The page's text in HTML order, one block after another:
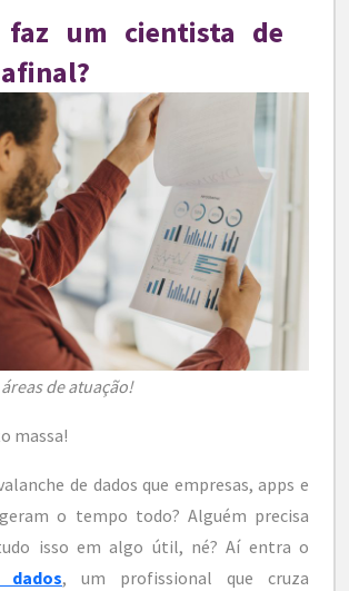
um cientista de
de atuação!
massa!
de dados que empresas, apps e
o tempo todo? Alguém precisa
isso em algo útil, né? Aí entra o
, um profissional que cruza